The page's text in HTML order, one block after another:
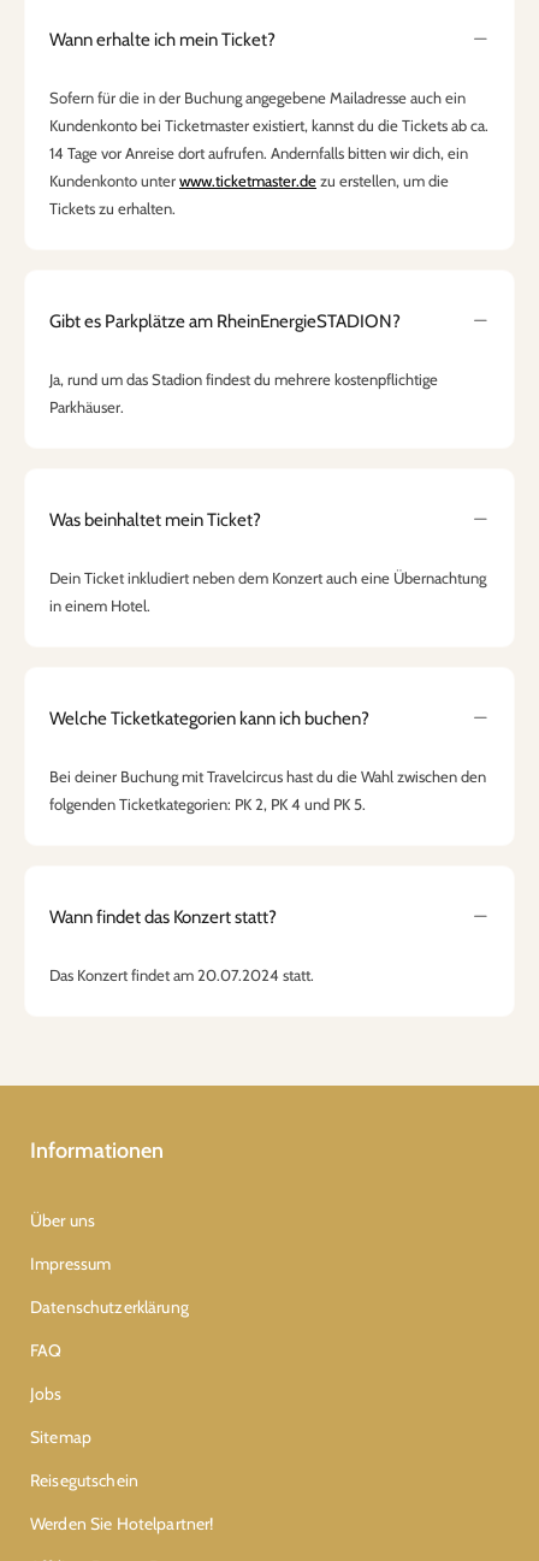
Wann erhalte ich mein Ticket?
Sofern für die in der Buchung angegebene Mailadresse auch ein
Kundenkonto bei Ticketmaster existiert, kannst du die Tickets ab ca.
14 Tage vor Anreise dort aufrufen. Andernfalls bitten wir dich, ein
Kundenkonto unterwww.ticketmaster.dezu erstellen, um die
Tickets zu erhalten.
Gibt es Parkplätze am RheinEnergieSTADION?
Ja, rund um das Stadion findest du mehrere kostenpflichtige
Parkhäuser.
Was beinhaltet mein Ticket?
Dein Ticket inkludiert neben dem Konzert auch eine Übernachtung
in einem Hotel.
Welche Ticketkategorien kann ich buchen?
Bei deiner Buchung mit Travelcircus hast du die Wahl zwischen den
folgenden Ticketkategorien: PK 2, PK 4 und PK 5.
Wann findet das Konzert statt?
Das Konzert findet am 20.07.2024 statt.
Informationen
Über uns
Impressum
Datenschutzerklärung
FAQ
Jobs
Sitemap
Reisegutschein
Werden Sie Hotelpartner!